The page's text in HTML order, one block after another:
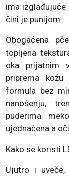
ima
čini je punijom.
Obogaćena
topljena
oka prijatnim
priprema
formula bez
nanošenju,
puderima
ujednačena a
Kako se koristi
Ujutro i uveče,